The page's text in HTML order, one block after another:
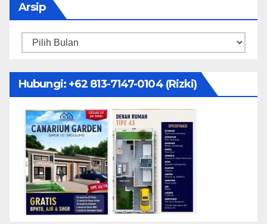
Arsip
Arsip
Hubungi: ‪+62 813-7147-0104‬ (Rizki)